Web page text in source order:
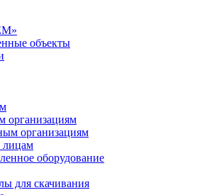
объекты
организациям
организациям
лицам
оборудование
для скачивания